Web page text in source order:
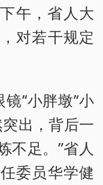
午，省人大
对若干规定
’‘小胖墩’‘小
突出，背后一
不足。”省人
委员华学健